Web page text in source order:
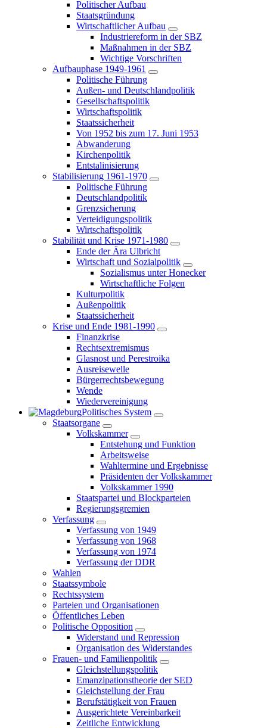
Politischer Aufbau
Staatsgründung
Wirtschaftlicher Aufbau
Industriereform in der SBZ
Maßnahmen in der SBZ
Wichtige Vorschriften
Aufbauphase 1949-1961
Politische Führung
Außen- und Deutschlandpolitik
Gesellschaftspolitik
Wirtschaftspolitik
Staatssicherheit
Von 1952 bis zum 17. Juni 1953
Abwanderung
Kirchenpolitik
Entstalinisierung
Stabilisierung 1961-1970
Politische Führung
Deutschlandpolitik
Grenzsicherung
Verteidigungspolitik
Wirtschaftspolitik
Stabilität und Krise 1971-1980
Ende der Ära Ulbricht
Wirtschaft und Sozialpolitik
Sozialismus unter Honecker
Wirtschaftliche Folgen
Kulturpolitik
Außenpolitik
Staatssicherheit
Krise und Ende 1981-1990
Finanzkrise
Rechtsextremismus
Glasnost und Perestroika
Ausreisewelle
Bürgerrechtsbewegung
Wende
Wiedervereinigung
Politisches System
Staatsorgane
Volkskammer
Entstehung und Funktion
Arbeitsweise
Wahltermine und Ergebnisse
Präsidenten der Volkskammer
Volkskammer 1990
Staatspartei und Blockparteien
Regierungsgremien
Verfassung
Verfassung von 1949
Verfassung von 1968
Verfassung von 1974
Verfassung der DDR
Wahlen
Staatssymbole
Rechtssystem
Parteien und Organisationen
Öffentliches Leben
Politische Opposition
Widerstand und Repression
Organisation des Widerstandes
Frauen- und Familienpolitik
Gleichstellungspolitik
Emanzipationstheorie der SED
Gleichstellung der Frau
Berufstätigkeit von Frauen
Ausgerichtete Vereinbarkeit
Zeitliche Entwicklung